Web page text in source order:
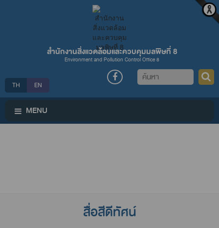
สำนักงานสิ่งแวดล้อมและควบคุมมลพิษที่ 8
Environment and Pollution Control Office 8
TH EN
ค้นหา
MENU
สื่อสีดีทัศน์